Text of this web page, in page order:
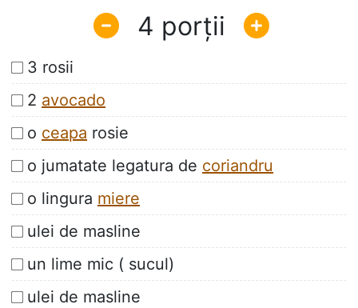
4
3 rosii
2 avocado
o ceapa rosie
o jumatate legatura de coriandru
o lingura miere
ulei de masline
un lime mic ( sucul)
ulei de masline